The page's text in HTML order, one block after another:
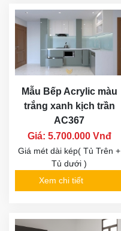
Mẫu Bếp Acrylic màu
trắng xanh kịch trần
AC367
Giá: 5.700.000 Vnđ
Giá mét dài kép( Tủ Trên +
Tủ dưới )
Xem chi tiết